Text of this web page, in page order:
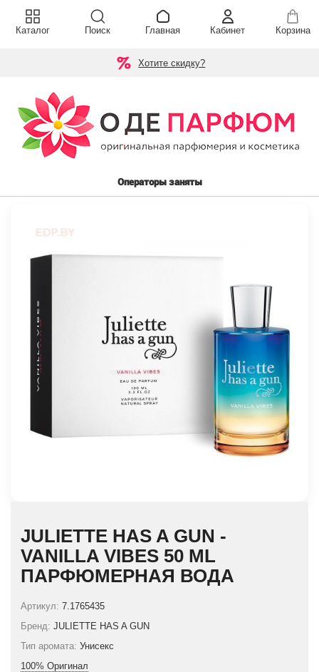
Хотите скидку?
Операторы заняты
JULIETTE HAS A GUN -
VANILLA VIBES 50 ML
ПАРФЮМЕРНАЯ ВОДА
Артикул: 7.1765435
Бренд: JULIETTE HAS A GUN
Тип аромата: Унисекс
100% Оригинал
Каталог Поиск Главная Кабинет Корзина